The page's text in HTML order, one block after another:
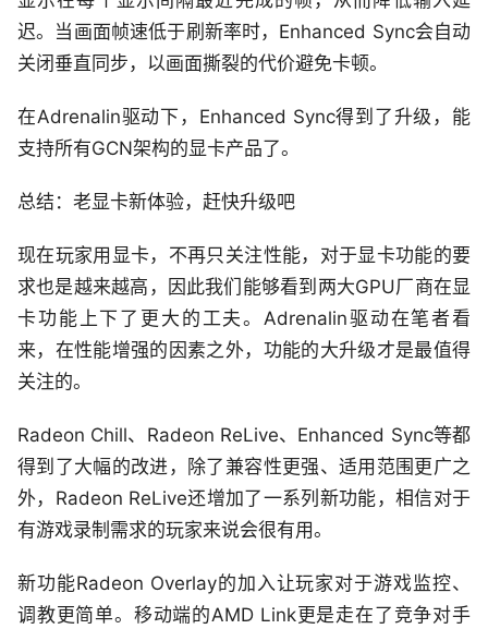
迟。当画面帧速低于刷新率时，Enhanced Sync会自动
关闭垂直同步，以画面撕裂的代价避免卡顿。
在Adrenalin驱动下，Enhanced Sync得到了升级，能
支持所有GCN架构的显卡产品了。
总结：老显卡新体验，赶快升级吧
现在玩家用显卡，不再只关注性能，对于显卡功能的要
求也是越来越高，因此我们能够看到两大GPU厂商在显
卡功能上下了更大的工夫。Adrenalin驱动在笔者看
来，在性能增强的因素之外，功能的大升级才是最值得
关注的。
Radeon Chill、Radeon ReLive、Enhanced Sync等都
得到了大幅的改进，除了兼容性更强、适用范围更广之
外，Radeon ReLive还增加了一系列新功能，相信对于
有游戏录制需求的玩家来说会很有用。
新功能Radeon Overlay的加入让玩家对于游戏监控、
调教更简单。移动端的AMD Link更是走在了竞争对手